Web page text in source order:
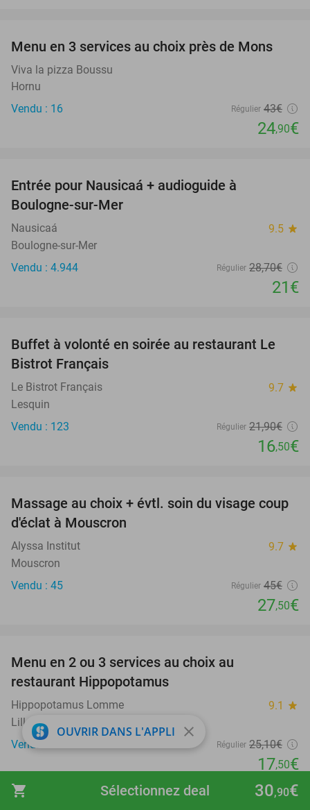
shopping_cart 30,90€
Sélectionnez deal
42%
Menu en 3 services au choix près de Mons
Viva la pizza Boussu
Hornu
Vendu : 16
Régulier 43€
24,90€
Entrée pour Nausicaá + audioguide à
Boulogne-sur-Mer
Nausicaá 9.5 star
Boulogne-sur-Mer
Vendu : 4.944
Régulier 28,70€
21€
25%
Buffet à volonté en soirée au restaurant Le
Bistrot Français
Le Bistrot Français 9.7 star
Lesquin
Vendu : 123
Régulier 21,90€
16,50€
39%
Massage au choix + évtl. soin du visage coup
d'éclat à Mouscron
Alyssa Institut 9.7 star
Mouscron
Vendu : 45
Régulier 45€
27,50€
Menu en 2 ou 3 services au choix au
restaurant Hippopotamus
Hippopotamus Lomme 9.1 star
Lille
Vendu : 130
Régulier 25,10€
17,50€
OUVRIR DANS L'APPLI close